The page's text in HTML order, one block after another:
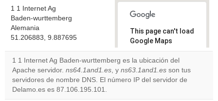
1 1 Internet Ag
Baden-wurttemberg
Alemania
51.206883, 9.887695
This page can't load
Google Maps
correctly.
Do you
own this
OK
1 1 Internet Ag Baden-wurttemberg es la ubicación del
Apache servidor. ns64.1and1.es, y ns63.1and1.es son tus
servidores de nombre DNS. El número IP del servidor de
Delamo.es es 87.106.195.101.